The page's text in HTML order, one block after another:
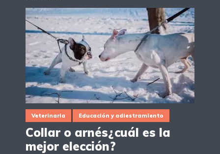
Veterinaria Educación y adiestramiento
Collar o arnés¿cuál es la
mejor elección?